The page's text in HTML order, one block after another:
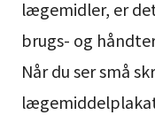
lægemidler, er
brugs- og
Når du ser små